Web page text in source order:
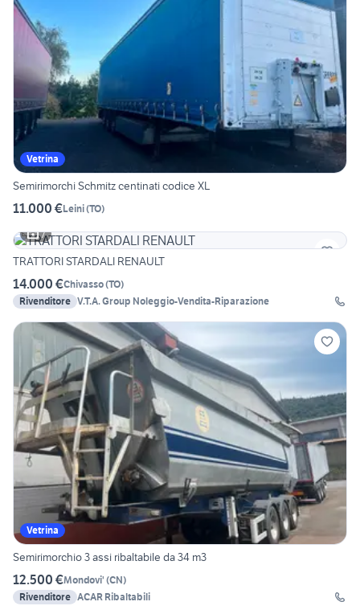
Vetrina
Semirimorchi Schmitz centinati codice XL
11.000 €Leini(TO)
7
TRATTORI STARDALI RENAULT
14.000 €Chivasso(TO)
Rivenditore
V.T.A. Group Noleggio-Vendita-Riparazione
Vetrina
Semirimorchio 3 assi ribaltabile da 34 m3
12.500 €Mondovi' (CN)
Rivenditore ACAR Ribaltabili